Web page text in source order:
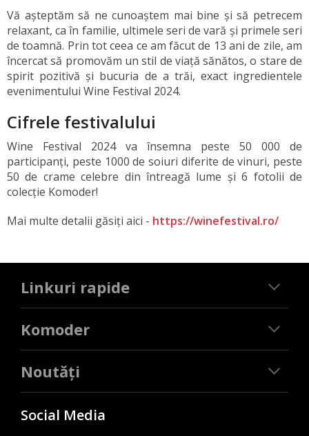
Vă așteptăm să ne cunoaștem mai bine și să petrecem
relaxant, ca în familie, ultimele seri de vară și primele seri
de toamnă. Prin tot ceea ce am făcut de 13 ani de zile, am
încercat să promovăm un stil de viață sănătos, o stare de
spirit pozitivă și bucuria de a trăi, exact ingredientele
evenimentului Wine Festival 2024.
Cifrele festivalului
Wine Festival 2024 va însemna peste 50 000 de
participanți, peste 1000 de soiuri diferite de vinuri, peste
50 de crame celebre din întreagă lume și 6 fotolii de
colecție Komoder!
Mai multe detalii găsiți aici - https://winefestival.ro/
Linkuri rapide
Komoder
Noutăți
Social Media